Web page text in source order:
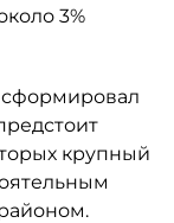
3%
крупный